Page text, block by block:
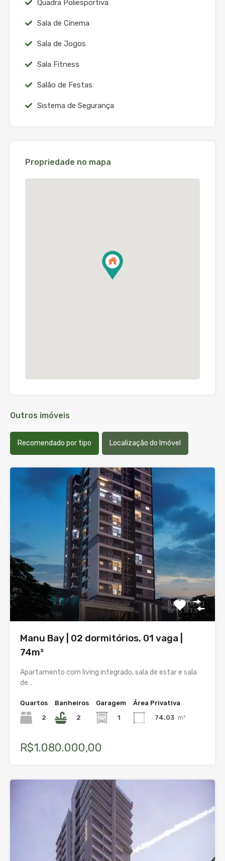
Quadra Poliesportiva
Sala de Cinema
Sala de Jogos
Sala Fitness
Salão de Festas
Sistema de Segurança
Propriedade no mapa
Outros imóveis
Recomendado por tipo Localização do Imóvel
Manu Bay | 02 dormitórios, 01 vaga |
74m²
Apartamento com living integrado, sala de estar e sala
de…
Quartos
2
Banheiros
2
Garagem
1
Área Privativa
74.03 m²
R$1.080.000,00